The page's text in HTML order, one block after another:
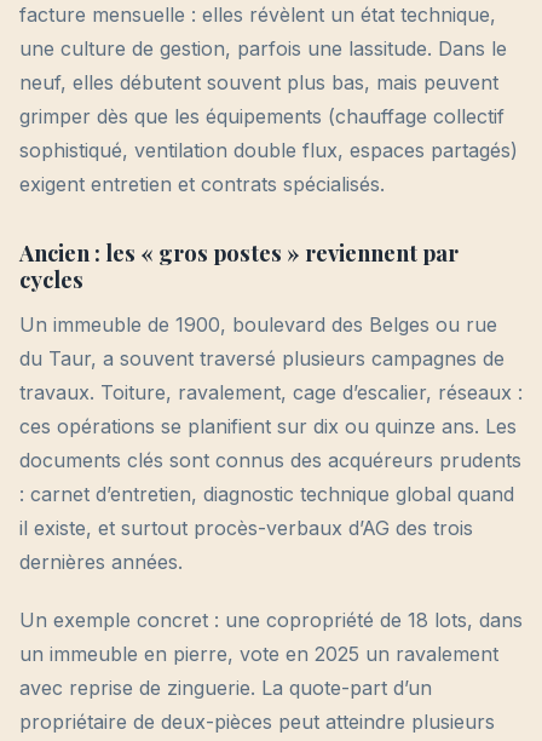
facture mensuelle : elles révèlent un état technique,
une culture de gestion, parfois une lassitude. Dans le
neuf, elles débutent souvent plus bas, mais peuvent
grimper dès que les équipements (chauffage collectif
sophistiqué, ventilation double flux, espaces partagés)
exigent entretien et contrats spécialisés.
Ancien : les « gros postes » reviennent par
cycles
Un immeuble de 1900, boulevard des Belges ou rue
du Taur, a souvent traversé plusieurs campagnes de
travaux. Toiture, ravalement, cage d’escalier, réseaux :
ces opérations se planifient sur dix ou quinze ans. Les
documents clés sont connus des acquéreurs prudents
: carnet d’entretien, diagnostic technique global quand
il existe, et surtout procès-verbaux d’AG des trois
dernières années.
Un exemple concret : une copropriété de 18 lots, dans
un immeuble en pierre, vote en 2025 un ravalement
avec reprise de zinguerie. La quote-part d’un
propriétaire de deux-pièces peut atteindre plusieurs